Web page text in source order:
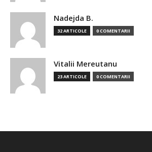
Nadejda B.
32 ARTICOLE 0 COMENTARII
Vitalii Mereutanu
23 ARTICOLE 0 COMENTARII